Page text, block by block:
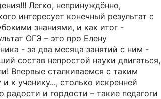
Легко, непринуждённо,
интересует конечный результат с
знаниями, и как итог -
ОГЭ – это про Елену
- за два месяца занятий с ним -
состав непростой науки двигаться,
Впервые сталкиваемся с таким
к ученику..., столько искренней
радости и гордости – такие педагоги